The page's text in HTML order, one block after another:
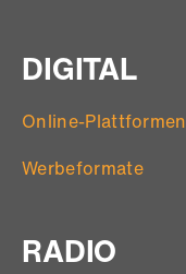
DIGITAL
Online-Plattformen
Werbeformate
RADIO